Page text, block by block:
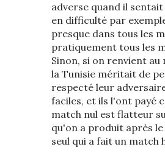
adverse quand il
en difficulté par
presque dans tous les
pratiquement tous les
Sinon, si on renvient
la Tunisie méritait de
respecté leur
faciles, et ils l'ont payé
match nul est flatteur
qu'on a produit après
seul qui a fait un match